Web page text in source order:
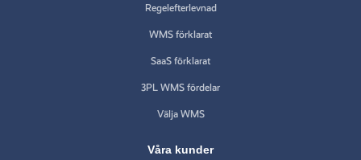
Regelefterlevnad
WMS förklarat
SaaS förklarat
3PL WMS fördelar
Välja WMS
Våra kunder